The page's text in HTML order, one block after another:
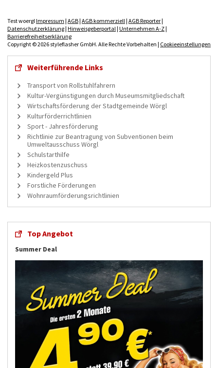
Test woergl Impressum | AGB| AGB kommerziell | AGB Reporter|
Datenschutzerklärung| Hinweisgeberportal | Unternehmen A-Z|
Barrierefreiheitserklärung
Copyright © 2026 styleflasher GmbH. Alle Rechte Vorbehalten | Cookieeinstellungen
Weiterführende Links
Transport von Rollstuhlfahrern
Kultur-Vergünstigungen durch Museumsmitgliedschaft
Wirtschaftsförderung der Stadtgemeinde Wörgl
Kulturförderrichtlinien
Sport - Jahresförderung
Richtlinie zur Beantragung von Subventionen beim
Umweltausschuss Wörgl
Schulstarthilfe
Heizkostenzuschuss
Kindergeld Plus
Forstliche Förderungen
Wohnraumförderungsrichtlinien
Top Angebot
Summer Deal